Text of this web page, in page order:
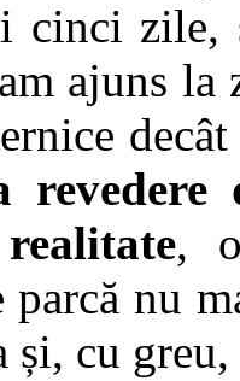
cinci zile,
ajuns
,
nu
și, cu